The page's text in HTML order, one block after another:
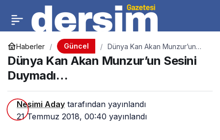
Haberler Güncel
Dünya Kan Akan Munzur’un
Sesini Duymadı…
Dünya Kan Akan Munzur’un Sesini
Duymadı…
Nesimi Aday tarafından yayınlandı
21 Temmuz 2018, 00:40 yayınlandı